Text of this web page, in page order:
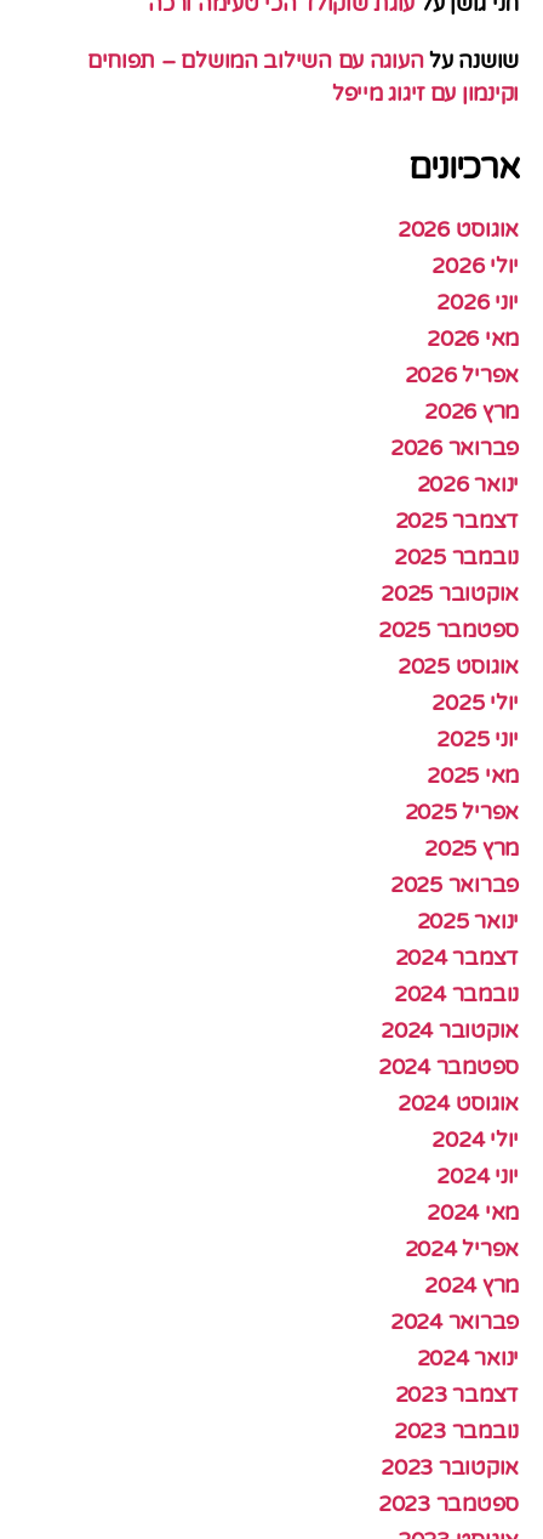
שושנה עלהעוגה עם השילוב המושלם – תפוחים
וקינמון עם זיגוג מייפל
ארכיונים
אוגוסט 2026
יולי 2026
יוני 2026
מאי 2026
אפריל 2026
מרץ 2026
פברואר 2026
ינואר 2026
דצמבר 2025
נובמבר 2025
אוקטובר 2025
ספטמבר 2025
אוגוסט 2025
יולי 2025
יוני 2025
מאי 2025
אפריל 2025
מרץ 2025
פברואר 2025
ינואר 2025
דצמבר 2024
נובמבר 2024
אוקטובר 2024
ספטמבר 2024
אוגוסט 2024
יולי 2024
יוני 2024
מאי 2024
אפריל 2024
מרץ 2024
פברואר 2024
ינואר 2024
דצמבר 2023
נובמבר 2023
אוקטובר 2023
ספטמבר 2023